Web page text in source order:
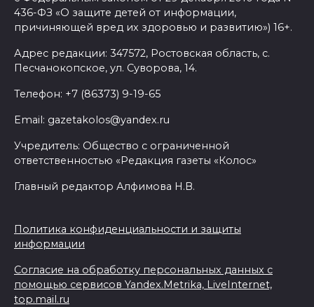
436-ФЗ «О защите детей от информации,
причиняющей вред их здоровью и развитию») 16+.
Адрес редакции: 347572, Ростовская область, с.
Песчанокопское, ул. Суворова, 14.
Телефон: +7 (86373) 9-19-65
Email: gazetakolos@yandex.ru
Учредитель: Общество с ограниченной
ответственностью «Редакция газеты «Колос»
Главный редактор Алфимова Н.В.
Политика конфиденциальности и защиты
информации
Согласие на обработку персональных данных с
помощью сервисов Yandex.Metrika, LiveInternet,
top.mail.ru